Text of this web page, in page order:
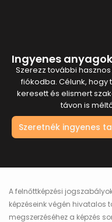
Ingyenes anyagok
Szerezz további
fiókodba. Célunk,
keresett és elismert
távon is
Szeretnék ingyenes
A felnőttképzési
képzéseink végén
megszerzéséhez a képzés